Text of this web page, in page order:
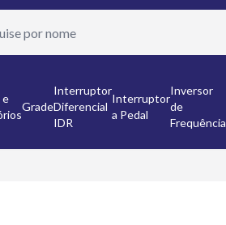
e
Grade
Interruptor
Diferencial
IDR
Interruptor
a Pedal
Inversor
de
Frequência